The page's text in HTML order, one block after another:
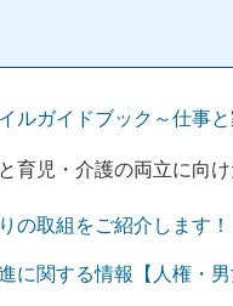
ルガイドブック～仕事
児・介護の両立に向け
の取組をご紹介します！
に関する情報【人権・男